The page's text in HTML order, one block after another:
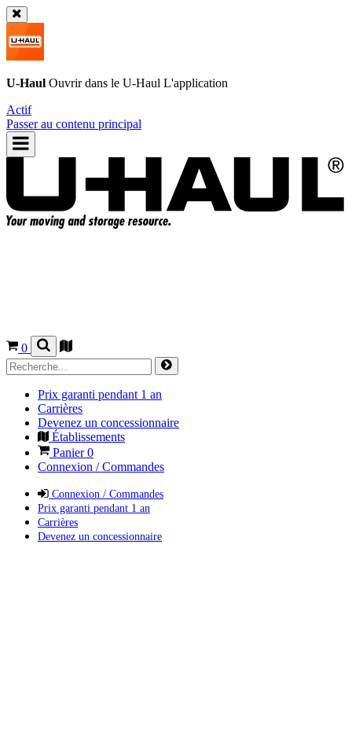
U-Haul Ouvrir dans le U-Haul L'application
Actif
Passer au contenu principal
0
Prix garanti pendant 1 an
Carrières
Devenez un concessionnaire
Établissements
Panier0
Connexion / Commandes
Connexion / Commandes
Prix garanti pendant 1 an
Carrières
Devenez un concessionnaire